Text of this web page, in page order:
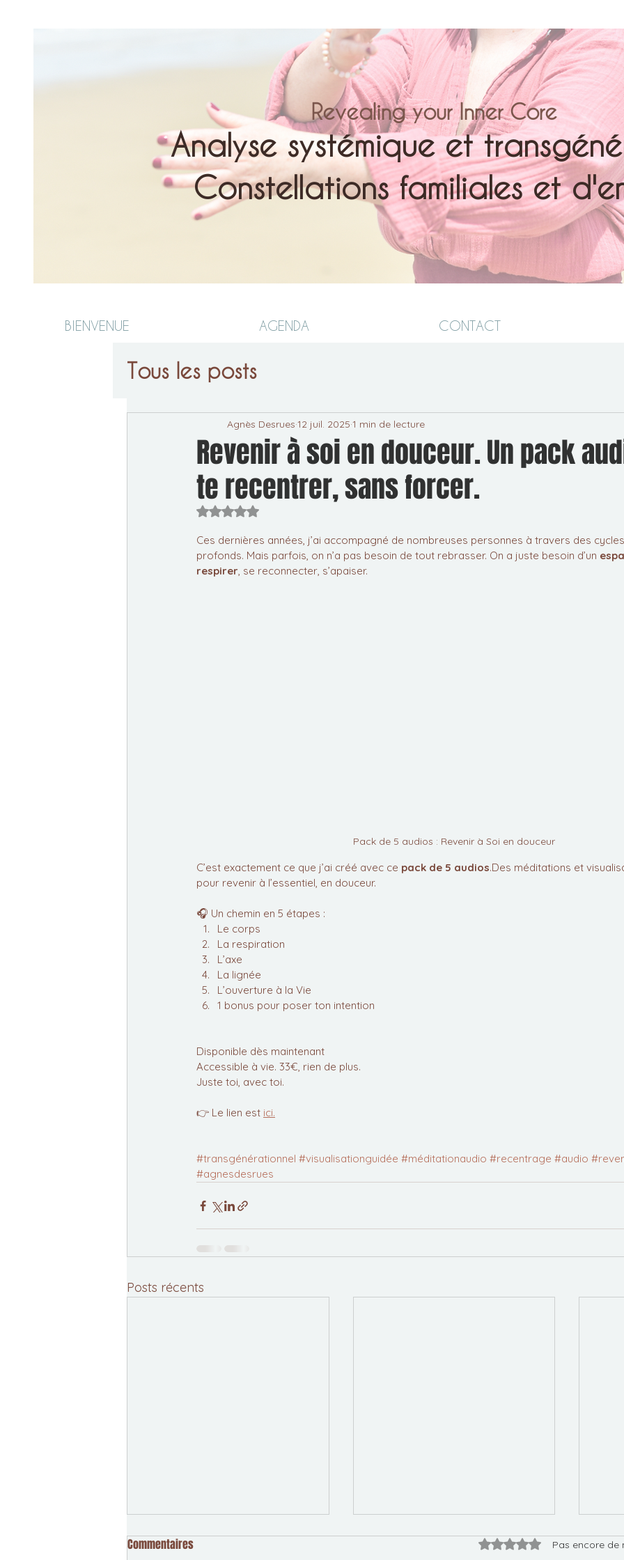
Analyse systémique et
Constellations familiales et
Revealing your Inner Core
BIENVENUE AGENDA CONTACT
Tous les posts
Revenir à soi en douceur. Un pack
te recentrer, sans forcer.
Agnès Desrues 12 juil. 2025 1 min de lecture
Noté NaN étoiles sur 5.
Ces dernières années, j’ai accompagné de nombreuses personnes à travers des
profonds. Mais parfois, on n’a pas besoin de tout rebrasser. On a juste besoin d’un
respirer, se reconnecter, s’apaiser.
Pack de 5 audios : Revenir à Soi en douceur
C’est exactement ce que j’ai créé avec ce pack de 5 audios.Des méditations et
pour revenir à l’essentiel, en douceur.
🎧 Un chemin en 5 étapes :
Le corps
La respiration
L’axe
La lignée
L’ouverture à la Vie
1 bonus pour poser ton intention
Disponible dès maintenant
Accessible à vie. 33€, rien de plus.
Juste toi, avec toi.
👉 Le lien est ici.
#transgénérationnel #visualisationguidée #méditationaudio #recentrage #audio
#agnesdesrues
Posts récents
Commentaires Noté 0 étoile sur 5.Pas encore de